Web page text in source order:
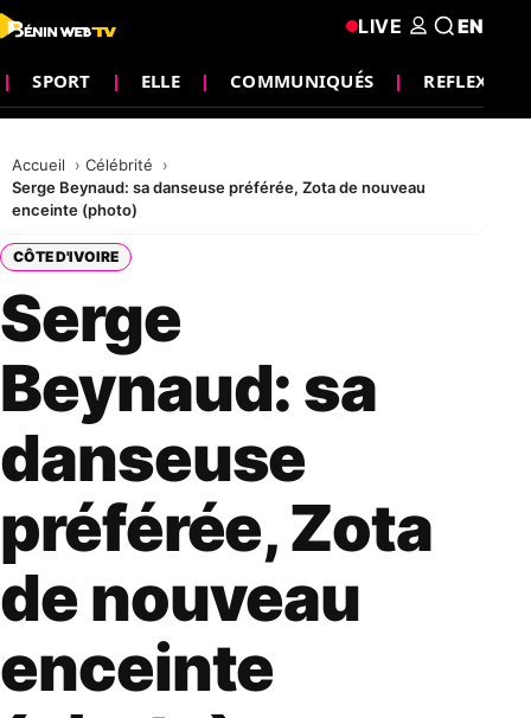
SPORT ELLE COMMUNIQUÉS REFLEXION
LIVE EN
Accueil
Célébrité
Serge Beynaud: sa danseuse préférée, Zota de nouveau
enceinte (photo)
CÔTE D'IVOIRE
Serge
Beynaud: sa
danseuse
préférée, Zota
de nouveau
enceinte